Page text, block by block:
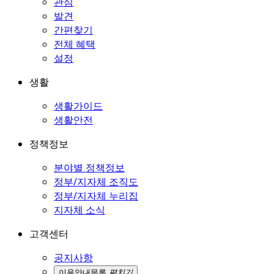
발견
간편찾기
전체 혜택
설정
생활
생활가이드
생활안전
정책정보
분야별 정책정보
정부/지자체 조직도
정부/지자체 누리집
지자체 소식
고객센터
공지사항